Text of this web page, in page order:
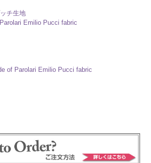
チ生地
Emilio Pucci fabric
of Parolari Emilio Pucci fabric